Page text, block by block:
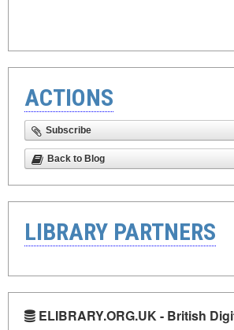
ACTIONS
Subscribe
Back to Blog
LIBRARY PARTNERS
ELIBRARY.ORG.UK - British